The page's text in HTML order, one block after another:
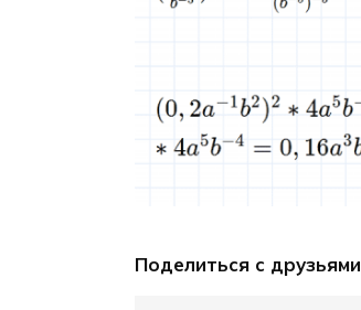
Поделиться с друзьями